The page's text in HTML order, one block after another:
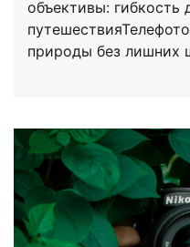
объективы: гибкость
природы без лишних